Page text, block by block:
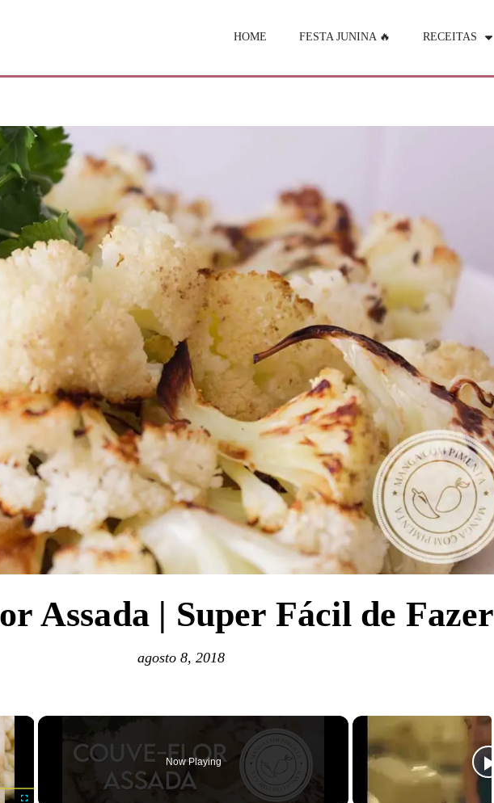
HOME FESTA JUNINA 🔥 RECEITAS
Assada | Super Fácil de Fazer
agosto 8, 2018
×
Now Playing